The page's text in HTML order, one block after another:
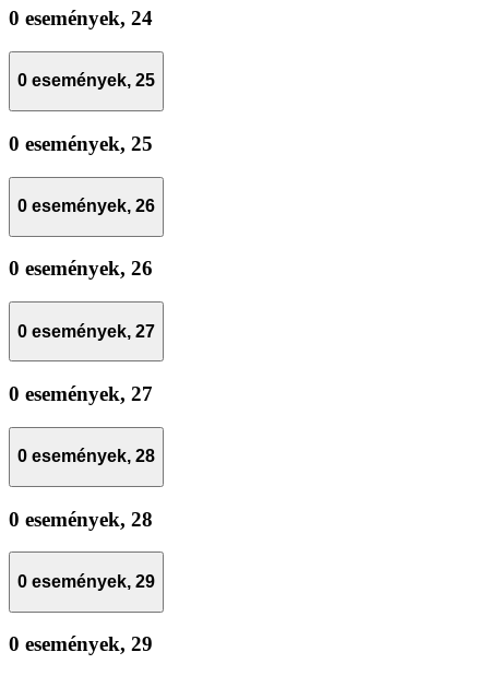
0 események, 24
0 események, 25
0 események, 25
0 események, 26
0 események, 26
0 események, 27
0 események, 27
0 események, 28
0 események, 28
0 események, 29
0 események, 29